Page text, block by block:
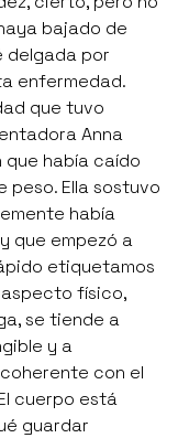
bajado de
delgada por
enfermedad.
que tuvo
Anna
que había caído
peso. Ella sostuvo
había
que empezó a
etiquetamos
aspecto físico,
se tiende a
y a
con el
cuerpo está
guardar